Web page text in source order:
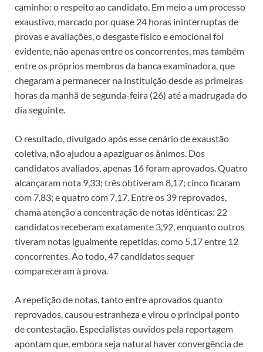
caminho: o respeito ao candidato. Em meio a um processo
exaustivo, marcado por quase 24 horas ininterruptas de
provas e avaliações, o desgaste físico e emocional foi
evidente, não apenas entre os concorrentes, mas também
entre os próprios membros da banca examinadora, que
chegaram a permanecer na instituição desde as primeiras
horas da manhã de segunda-feira (26) até a madrugada do
dia seguinte.
O resultado, divulgado após esse cenário de exaustão
coletiva, não ajudou a apaziguar os ânimos. Dos
candidatos avaliados, apenas 16 foram aprovados. Quatro
alcançaram nota 9,33; três obtiveram 8,17; cinco ficaram
com 7,83; e quatro com 7,17. Entre os 39 reprovados,
chama atenção a concentração de notas idênticas: 22
candidatos receberam exatamente 3,92, enquanto outros
tiveram notas igualmente repetidas, como 5,17 entre 12
concorrentes. Ao todo, 47 candidatos sequer
compareceram à prova.
A repetição de notas, tanto entre aprovados quanto
reprovados, causou estranheza e virou o principal ponto
de contestação. Especialistas ouvidos pela reportagem
apontam que, embora seja natural haver convergência de